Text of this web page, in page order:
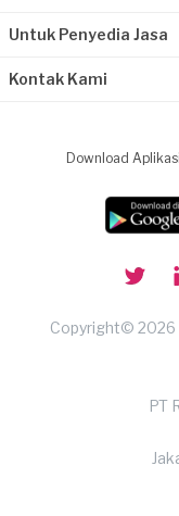
Untuk Penyedia Jasa
Kontak Kami
Download
Copyright© 2026
PT